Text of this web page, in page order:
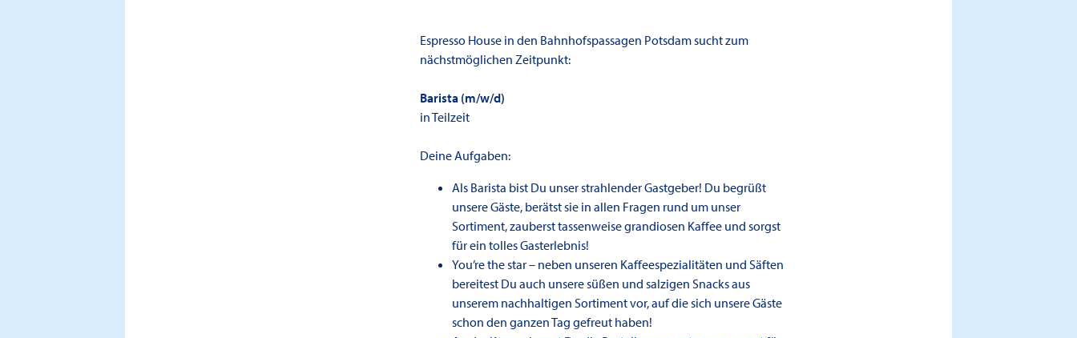
Espresso House in den Bahnhofspassagen Potsdam sucht zum
nächstmöglichen Zeitpunkt:
Barista (m/w/d)
in Teilzeit
Deine Aufgaben:
Als Barista bist Du unser strahlender Gastgeber! Du begrüßt
unsere Gäste, berätst sie in allen Fragen rund um unser
Sortiment, zauberst tassenweise grandiosen Kaffee und sorgst
für ein tolles Gasterlebnis!
You’re the star – neben unseren Kaffeespezialitäten und Säften
bereitest Du auch unsere süßen und salzigen Snacks aus
unserem nachhaltigen Sortiment vor, auf die sich unsere Gäste
schon den ganzen Tag gefreut haben!